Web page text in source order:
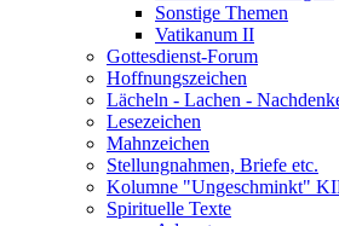
Sonstige Themen
Vatikanum II
Gottesdienst-Forum
Hoffnungszeichen
Lächeln - Lachen -
Lesezeichen
Mahnzeichen
Stellungnahmen, Briefe etc.
Kolumne "Ungeschminkt"
Spirituelle Texte